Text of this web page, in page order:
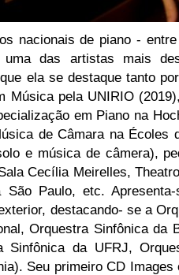
nacionais de piano -
das artistas mais
ela se destaque tanto
Música pela UNIRIO
em Piano na
de Câmara na
e música de câmera),
Cecília Meirelles,
São Paulo, etc.
destacando- se a
Orquestra Sinfônica da
Sinfônica da UFRJ,
Seu primeiro CD